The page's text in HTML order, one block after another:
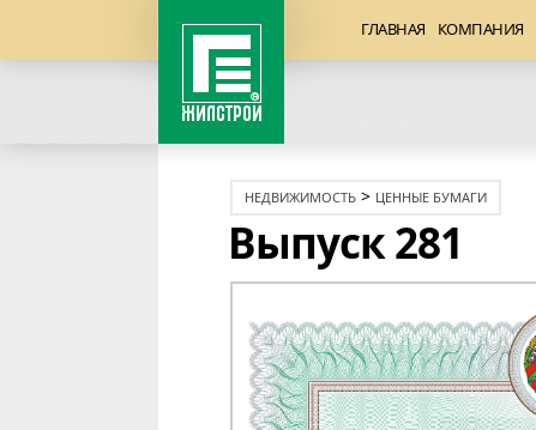
ГЛАВНАЯ КОМПАНИЯ
НЕДВИЖИМОСТЬ > ЦЕННЫЕ БУМАГИ
Выпуск 281